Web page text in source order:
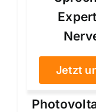
Jetzt